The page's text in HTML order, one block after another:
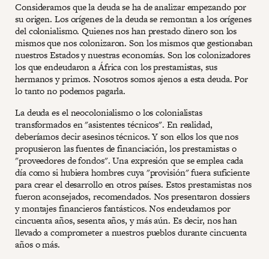
Consideramos que la deuda se ha de analizar empezando por
su origen. Los orígenes de la deuda se remontan a los orígenes
del colonialismo. Quienes nos han prestado dinero son los
mismos que nos colonizaron. Son los mismos que gestionaban
nuestros Estados y nuestras economías. Son los colonizadores
los que endeudaron a África con los prestamistas, sus
hermanos y primos. Nosotros somos ajenos a esta deuda. Por
lo tanto no podemos pagarla.
La deuda es el neocolonialismo o los colonialistas
transformados en "asistentes técnicos". En realidad,
deberíamos decir asesinos técnicos. Y son ellos los que nos
propusieron las fuentes de financiación, los prestamistas o
"proveedores de fondos". Una expresión que se emplea cada
día como si hubiera hombres cuya "provisión" fuera suficiente
para crear el desarrollo en otros países. Estos prestamistas nos
fueron aconsejados, recomendados. Nos presentaron dossiers
y montajes financieros fantásticos. Nos endeudamos por
cincuenta años, sesenta años, y más aún. Es decir, nos han
llevado a comprometer a nuestros pueblos durante cincuenta
años o más.